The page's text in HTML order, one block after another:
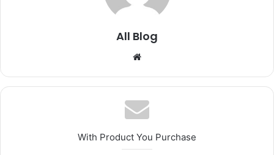
All Blog
Website
With Product You Purchase